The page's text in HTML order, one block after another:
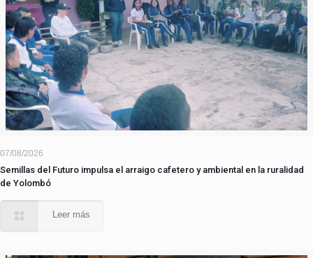
07/08/2026
Semillas del Futuro impulsa el arraigo cafetero y ambiental en la ruralidad
de Yolombó
Leer más